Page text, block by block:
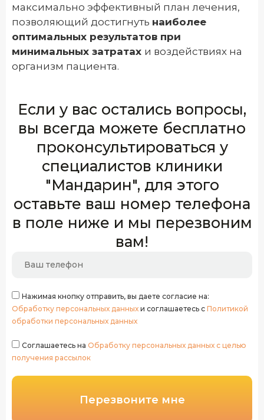
максимально эффективный план лечения,
позволяющий достигнуть наиболее
оптимальных результатов при
минимальных затратах и воздействиях на
организм пациента.
Если у вас остались вопросы,
вы всегда можете бесплатно
проконсультироваться у
специалистов клиники
"Мандарин", для этого
оставьте ваш номер телефона
в поле ниже и мы перезвоним
вам!
Нажимая кнопку отправить, вы даете согласие на:
Обработку персональных данных и соглашаетесь с Политикой
обработки персональных данных
Соглашаетесь на Обработку персональных данных с целью
получения рассылок
Перезвоните мне